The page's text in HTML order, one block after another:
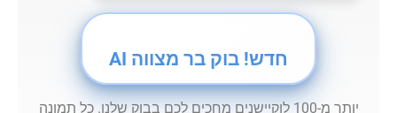
חדש! בוק בר מצווה AI
יותר מ-100 לוקיישנים מחכים לכם בבוק שלנו. כל תמונה